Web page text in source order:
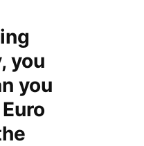
you
you